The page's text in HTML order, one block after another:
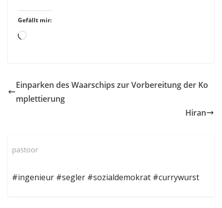
Gefällt mir:
Loading…
Einparken des Waarschips zur Vorbereitung der Ko
mplettierung
Hiran
pastoor
#ingenieur #segler #sozialdemokrat #currywurst